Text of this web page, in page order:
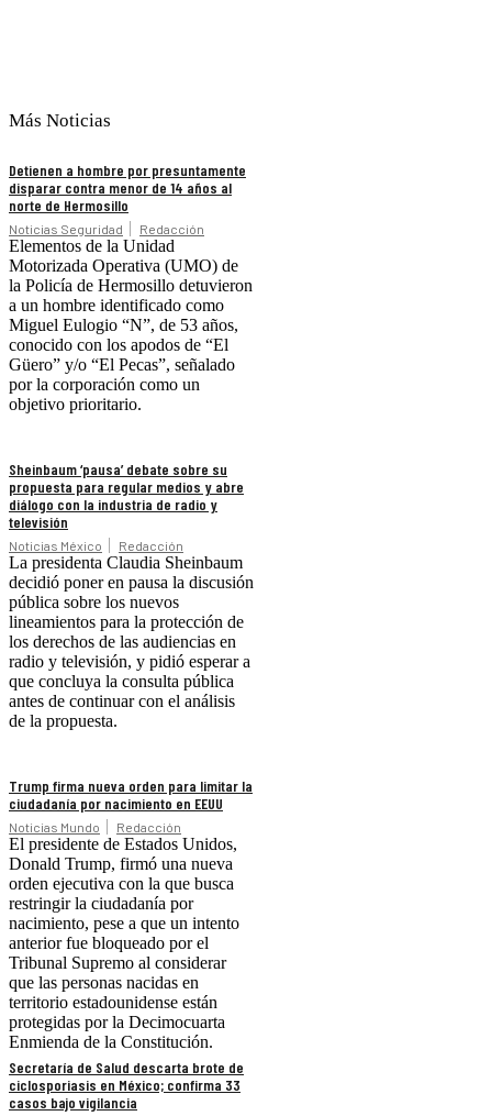
Más Noticias
Detienen a hombre por presuntamente
disparar contra menor de 14 años al
norte de Hermosillo
Noticias Seguridad Redacción
Elementos de la Unidad
Motorizada Operativa (UMO) de
la Policía de Hermosillo detuvieron
a un hombre identificado como
Miguel Eulogio “N”, de 53 años,
conocido con los apodos de “El
Güero” y/o “El Pecas”, señalado
por la corporación como un
objetivo prioritario.
Sheinbaum ‘pausa’ debate sobre su
propuesta para regular medios y abre
diálogo con la industria de radio y
televisión
Noticias México Redacción
La presidenta Claudia Sheinbaum
decidió poner en pausa la discusión
pública sobre los nuevos
lineamientos para la protección de
los derechos de las audiencias en
radio y televisión, y pidió esperar a
que concluya la consulta pública
antes de continuar con el análisis
de la propuesta.
Trump firma nueva orden para limitar la
ciudadanía por nacimiento en EEUU
Noticias Mundo Redacción
El presidente de Estados Unidos,
Donald Trump, firmó una nueva
orden ejecutiva con la que busca
restringir la ciudadanía por
nacimiento, pese a que un intento
anterior fue bloqueado por el
Tribunal Supremo al considerar
que las personas nacidas en
territorio estadounidense están
protegidas por la Decimocuarta
Enmienda de la Constitución.
Secretaría de Salud descarta brote de
ciclosporiasis en México; confirma 33
casos bajo vigilancia